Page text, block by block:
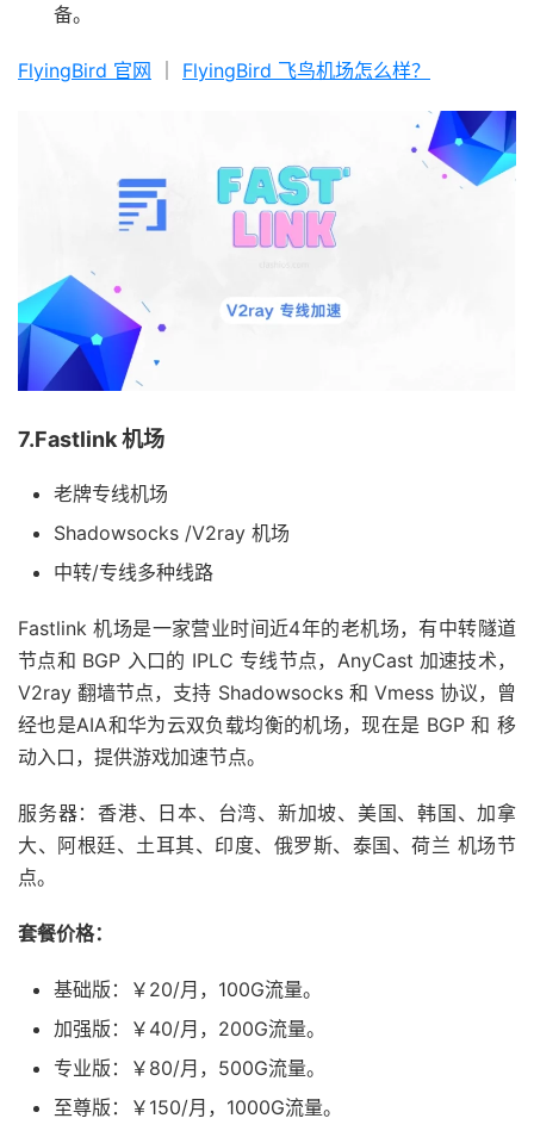
备。
FlyingBird 官网 FlyingBird 飞鸟机场怎么样？
7.Fastlink 机场
老牌专线机场
Shadowsocks /V2ray 机场
中转/专线多种线路
Fastlink 机场是一家营业时间近4年的老机场，有中转隧道
节点和 BGP 入口的 IPLC 专线节点，AnyCast 加速技术，
V2ray 翻墙节点，支持 Shadowsocks 和 Vmess 协议，曾
经也是AIA和华为云双负载均衡的机场，现在是 BGP 和 移
动入口，提供游戏加速节点。
服务器：香港、日本、台湾、新加坡、美国、韩国、加拿
大、阿根廷、土耳其、印度、俄罗斯、泰国、荷兰 机场节
点。
套餐价格：
基础版：￥20/月，100G流量。
加强版：￥40/月，200G流量。
专业版：￥80/月，500G流量。
至尊版：￥150/月，1000G流量。